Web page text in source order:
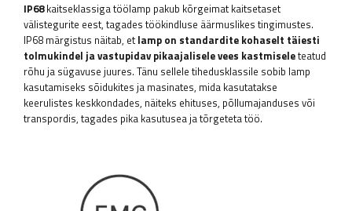
IP68kaitseklassiga töölamp pakub kõrgeimat kaitsetaset
välistegurite eest, tagades töökindluse äärmuslikes tingimustes.
IP68 märgistus näitab, etlamp on standardite kohaselt täiesti
tolmukindel ja vastupidav pikaajalisele vees kastmiseleteatud
rõhu ja sügavuse juures. Tänu sellele tihedusklassile sobib lamp
kasutamiseks sõidukites ja masinates, mida kasutatakse
keerulistes keskkondades, näiteks ehituses, põllumajanduses või
transpordis, tagades pika kasutusea ja tõrgeteta töö.